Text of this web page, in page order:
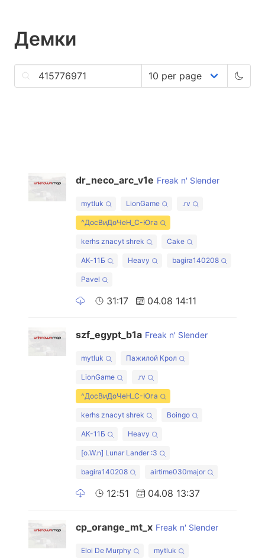
Демки
dr_neco_arc_v1e Freak n' Slender
mytluk LionGame .rv
^ДосВиДоЧеН_С-Юга
kerhs znacyt shrek Cake
АК-11Б Heavy bagira140208
Pavel
31:17 04.08 14:11
szf_egypt_b1a Freak n' Slender
mytluk Пажилой Крол
LionGame .rv
^ДосВиДоЧеН_С-Юга
kerhs znacyt shrek Boingo
АК-11Б Heavy
[o.W.n] Lunar Lander :3
bagira140208 airtime030major
12:51 04.08 13:37
cp_orange_mt_x Freak n' Slender
Eloi De Murphy mytluk